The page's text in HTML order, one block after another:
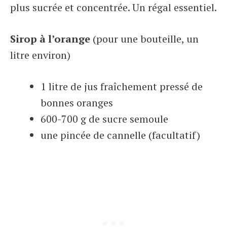
plus sucrée et concentrée. Un régal essentiel.
Sirop à l’orange (pour une bouteille, un
litre environ)
1 litre de jus fraîchement pressé de
bonnes oranges
600-700 g de sucre semoule
une pincée de cannelle (facultatif)